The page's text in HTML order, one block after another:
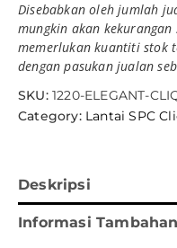
Disebabkan oleh jumlah
mungkin akan
memerlukan kuantiti stok
dengan pasukan jualan
SKU: 1220-ELEGANT-
Category: Lantai SPC
Deskripsi
Informasi Tambahan